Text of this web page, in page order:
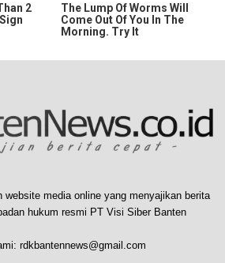
2
The Lump Of Worms Will
Come Out Of You In The
Morning. Try It
website media online yang menyajikan berita
hukum resmi PT Visi Siber Banten
rdkbantennews@gmail.com